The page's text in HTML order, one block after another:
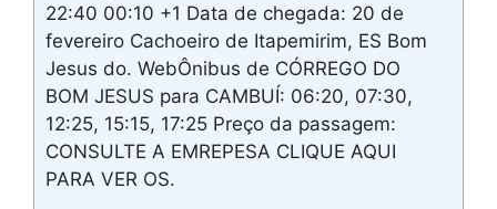
22:40 00:10 +1 Data de chegada: 20 de
fevereiro Cachoeiro de Itapemirim, ES Bom
Jesus do. WebÔnibus de CÓRREGO DO
BOM JESUS para CAMBUÍ: 06:20, 07:30,
12:25, 15:15, 17:25 Preço da passagem:
CONSULTE A EMREPESA CLIQUE AQUI
PARA VER OS.